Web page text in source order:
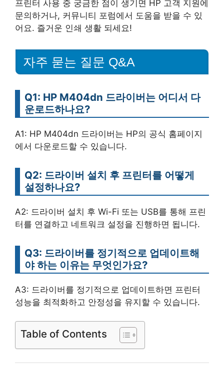
프린터 사용 중 궁금한 점이 생기면 HP 고객 지원에
문의하거나, 커뮤니티 포럼에서 도움을 받을 수 있
어요. 즐거운 인쇄 생활 되세요!
자주 묻는 질문 Q&A
Q1: HP M404dn 드라이버는 어디서 다
운로드하나요?
A1: HP M404dn 드라이버는 HP의 공식 홈페이지
에서 다운로드할 수 있습니다.
Q2: 드라이버 설치 후 프린터를 어떻게
설정하나요?
A2: 드라이버 설치 후 Wi-Fi 또는 USB를 통해 프린
터를 연결하고 네트워크 설정을 진행하면 됩니다.
Q3: 드라이버를 정기적으로 업데이트해
야 하는 이유는 무엇인가요?
A3: 드라이버를 정기적으로 업데이트하면 프린터
성능을 최적화하고 안정성을 유지할 수 있습니다.
Table of Contents